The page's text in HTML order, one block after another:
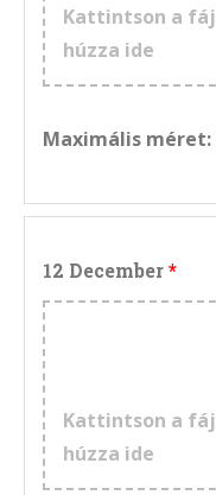
Kattintson a
húzza ide
Maximális méret:
12 December
Kattintson a
húzza ide